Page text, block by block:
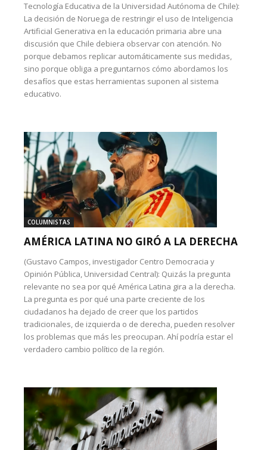
Tecnología Educativa de la Universidad Autónoma de Chile):
La decisión de Noruega de restringir el uso de Inteligencia
Artificial Generativa en la educación primaria abre una
discusión que Chile debiera observar con atención. No
porque debamos replicar automáticamente sus medidas,
sino porque obliga a preguntarnos cómo abordamos los
desafíos que estas herramientas suponen al sistema
educativo.
COLUMNISTAS
AMÉRICA LATINA NO GIRÓ A LA DERECHA
(Gustavo Campos, investigador Centro Democracia y
Opinión Pública, Universidad Central): Quizás la pregunta
relevante no sea por qué América Latina gira a la derecha.
La pregunta es por qué una parte creciente de los
ciudadanos ha dejado de creer que los partidos
tradicionales, de izquierda o de derecha, pueden resolver
los problemas que más les preocupan. Ahí podría estar el
verdadero cambio político de la región.